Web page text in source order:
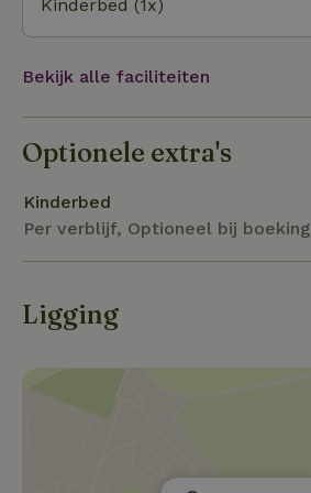
Kinderbed (1x)
Bekijk alle faciliteiten
Optionele extra's
Kinderbed
Per verblijf, Optioneel bij boeking
Ligging